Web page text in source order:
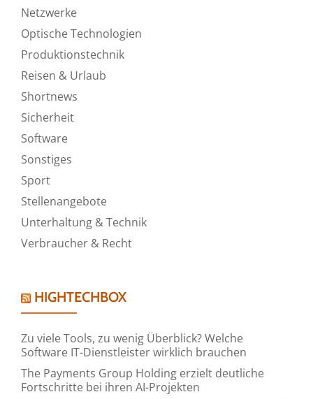
Netzwerke
Optische Technologien
Produktionstechnik
Reisen & Urlaub
Shortnews
Sicherheit
Software
Sonstiges
Sport
Stellenangebote
Unterhaltung & Technik
Verbraucher & Recht
HIGHTECHBOX
Zu viele Tools, zu wenig Überblick? Welche
Software IT-Dienstleister wirklich brauchen
The Payments Group Holding erzielt deutliche
Fortschritte bei ihren AI-Projekten